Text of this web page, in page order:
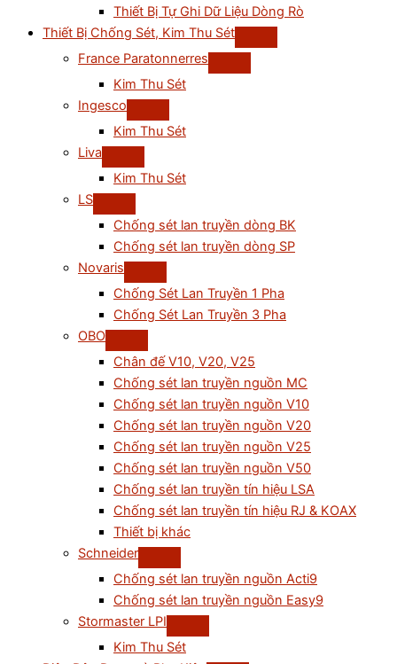
Thiết Bị Tự Ghi Dữ Liệu Dòng Rò
Thiết Bị Chống Sét, Kim Thu Sét
France Paratonnerres
Kim Thu Sét
Ingesco
Kim Thu Sét
Liva
Kim Thu Sét
LS
Chống sét lan truyền dòng BK
Chống sét lan truyền dòng SP
Novaris
Chống Sét Lan Truyền 1 Pha
Chống Sét Lan Truyền 3 Pha
OBO
Chân đế V10, V20, V25
Chống sét lan truyền nguồn MC
Chống sét lan truyền nguồn V10
Chống sét lan truyền nguồn V20
Chống sét lan truyền nguồn V25
Chống sét lan truyền nguồn V50
Chống sét lan truyền tín hiệu LSA
Chống sét lan truyền tín hiệu RJ & KOAX
Thiết bị khác
Schneider
Chống sét lan truyền nguồn Acti9
Chống sét lan truyền nguồn Easy9
Stormaster LPI
Kim Thu Sét